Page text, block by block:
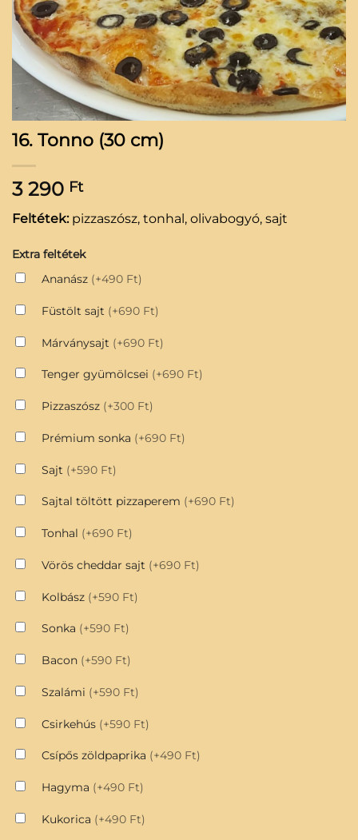
16. Tonno (30 cm)
3 290 Ft
Feltétek:pizzaszósz, tonhal, olivabogyó, sajt
Extra feltétek
Ananász (+490 Ft)
Füstölt sajt (+690 Ft)
Márványsajt (+690 Ft)
Tenger gyümölcsei (+690 Ft)
Pizzaszósz (+300 Ft)
Prémium sonka (+690 Ft)
Sajt (+590 Ft)
Sajtal töltött pizzaperem (+690 Ft)
Tonhal (+690 Ft)
Vörös cheddar sajt (+690 Ft)
Kolbász (+590 Ft)
Sonka (+590 Ft)
Bacon (+590 Ft)
Szalámi (+590 Ft)
Csirkehús (+590 Ft)
Csípős zöldpaprika (+490 Ft)
Hagyma (+490 Ft)
Kukorica (+490 Ft)